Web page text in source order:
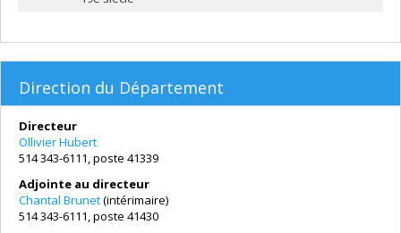
Direction du Département
Directeur
Ollivier Hubert
514 343-6111, poste 41339
Adjointe au directeur
Chantal Brunet(intérimaire)
514 343-6111, poste 41430